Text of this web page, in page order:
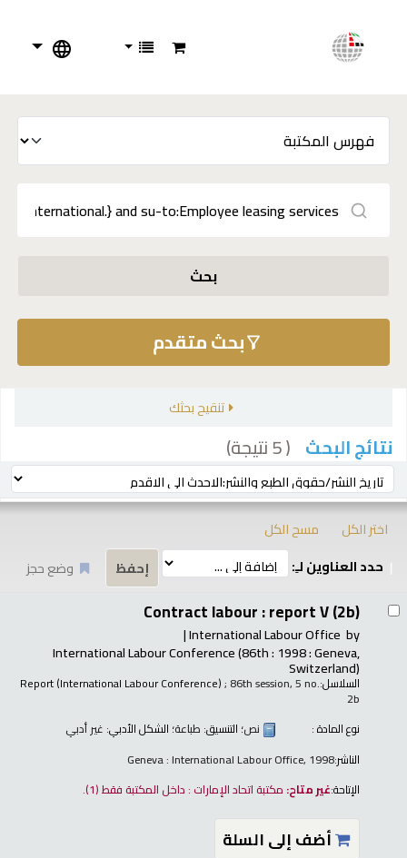
بحث
بحث متقدم
تنقيح بحثك
نتائج البحث ( 5 نتيجة)
ترتيب بواسطة:
اختر الكل
مسح الكل
حدد العناوين لـِ:
وضع حجز
Contract labour : report V (2b)
by
International Labour Office
International Labour Conference(86th : 1998 : Geneva,
Switzerland)
السلاسل: Report (International Labour Conference); 86th session, 5 no.
2b
نوع المادة :
نص؛ التنسيق: طباعة؛ الشكل الأدبي: غير أدبي
الناشر:Geneva : International Labour Office, 1998
الإتاحة:غير متاح: مكتبة اتحاد الإمارات : داخل المكتبة فقط(1).
أضف إلى السلة